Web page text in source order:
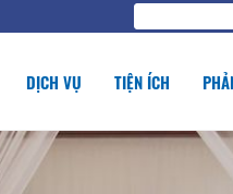
DỊCH VỤ TIỆN ÍCH